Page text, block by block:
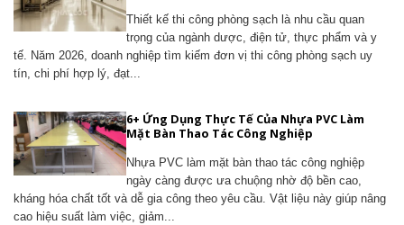
Thiết kế thi công phòng sạch là nhu cầu quan
trọng của ngành dược, điện tử, thực phẩm và y
tế. Năm 2026, doanh nghiệp tìm kiếm đơn vị thi công phòng sạch uy
tín, chi phí hợp lý, đạt...
6+ Ứng Dụng Thực Tế Của Nhựa PVC Làm
Mặt Bàn Thao Tác Công Nghiệp
Nhựa PVC làm mặt bàn thao tác công nghiệp
ngày càng được ưa chuộng nhờ độ bền cao,
kháng hóa chất tốt và dễ gia công theo yêu cầu. Vật liệu này giúp nâng
cao hiệu suất làm việc, giảm...